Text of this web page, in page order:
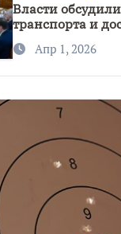
Власти
транспорта и
региона
Апр 1, 2026